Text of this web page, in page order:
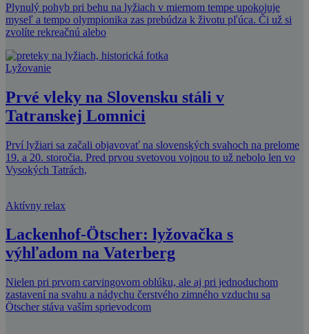
Plynulý pohyb pri behu na lyžiach v miernom tempe upokojuje
myseľ a tempo olympionika zas prebúdza k životu pľúca. Či už si
zvolíte rekreačnú alebo
Lyžovanie
Prvé vleky na Slovensku stáli v
Tatranskej Lomnici
Prví lyžiari sa začali objavovať na slovenských svahoch na prelome
19. a 20. storočia. Pred prvou svetovou vojnou to už nebolo len vo
Vysokých Tatrách,
Aktívny relax
Lackenhof-Ötscher: lyžovačka s
výhľadom na Vaterberg
Nielen pri prvom carvingovom oblúku, ale aj pri jednoduchom
zastavení na svahu a nádychu čerstvého zimného vzduchu sa
Ötscher stáva vaším sprievodcom